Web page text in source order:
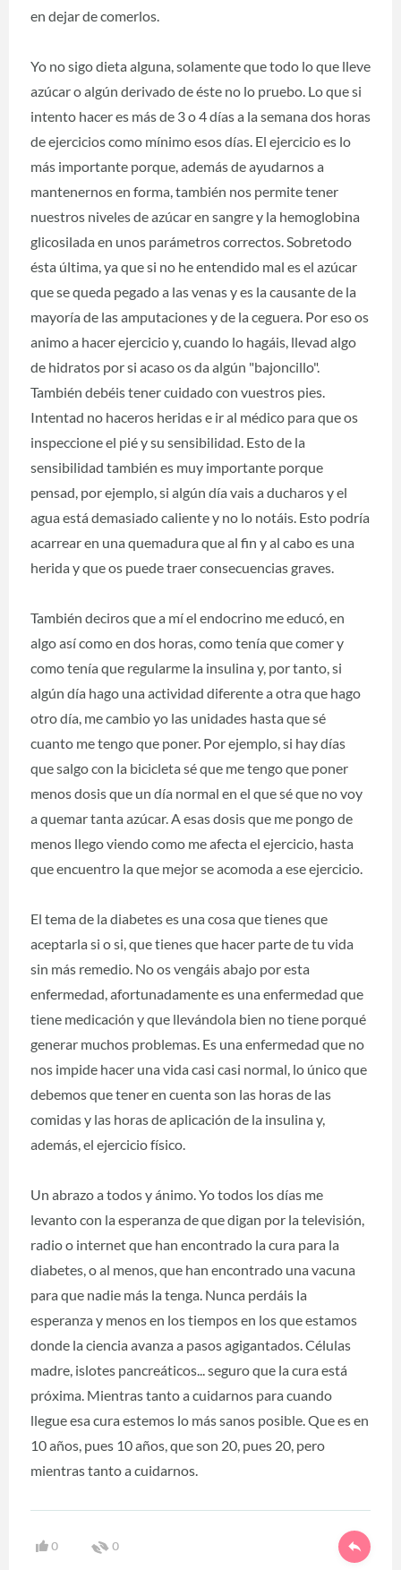
en dejar de comerlos.
Yo no sigo dieta alguna, solamente que todo lo que lleve
azúcar o algún derivado de éste no lo pruebo. Lo que si
intento hacer es más de 3 o 4 días a la semana dos horas
de ejercicios como mínimo esos días. El ejercicio es lo
más importante porque, además de ayudarnos a
mantenernos en forma, también nos permite tener
nuestros niveles de azúcar en sangre y la hemoglobina
glicosilada en unos parámetros correctos. Sobretodo
ésta última, ya que si no he entendido mal es el azúcar
que se queda pegado a las venas y es la causante de la
mayoría de las amputaciones y de la ceguera. Por eso os
animo a hacer ejercicio y, cuando lo hagáis, llevad algo
de hidratos por si acaso os da algún "bajoncillo".
También debéis tener cuidado con vuestros pies.
Intentad no haceros heridas e ir al médico para que os
inspeccione el pié y su sensibilidad. Esto de la
sensibilidad también es muy importante porque
pensad, por ejemplo, si algún día vais a ducharos y el
agua está demasiado caliente y no lo notáis. Esto podría
acarrear en una quemadura que al fin y al cabo es una
herida y que os puede traer consecuencias graves.
También deciros que a mí el endocrino me educó, en
algo así como en dos horas, como tenía que comer y
como tenía que regularme la insulina y, por tanto, si
algún día hago una actividad diferente a otra que hago
otro día, me cambio yo las unidades hasta que sé
cuanto me tengo que poner. Por ejemplo, si hay días
que salgo con la bicicleta sé que me tengo que poner
menos dosis que un día normal en el que sé que no voy
a quemar tanta azúcar. A esas dosis que me pongo de
menos llego viendo como me afecta el ejercicio, hasta
que encuentro la que mejor se acomoda a ese ejercicio.
El tema de la diabetes es una cosa que tienes que
aceptarla si o si, que tienes que hacer parte de tu vida
sin más remedio. No os vengáis abajo por esta
enfermedad, afortunadamente es una enfermedad que
tiene medicación y que llevándola bien no tiene porqué
generar muchos problemas. Es una enfermedad que no
nos impide hacer una vida casi casi normal, lo único que
debemos que tener en cuenta son las horas de las
comidas y las horas de aplicación de la insulina y,
además, el ejercicio físico.
Un abrazo a todos y ánimo. Yo todos los días me
levanto con la esperanza de que digan por la televisión,
radio o internet que han encontrado la cura para la
diabetes, o al menos, que han encontrado una vacuna
para que nadie más la tenga. Nunca perdáis la
esperanza y menos en los tiempos en los que estamos
donde la ciencia avanza a pasos agigantados. Células
madre, islotes pancreáticos... seguro que la cura está
próxima. Mientras tanto a cuidarnos para cuando
llegue esa cura estemos lo más sanos posible. Que es en
10 años, pues 10 años, que son 20, pues 20, pero
mientras tanto a cuidarnos.
0 0